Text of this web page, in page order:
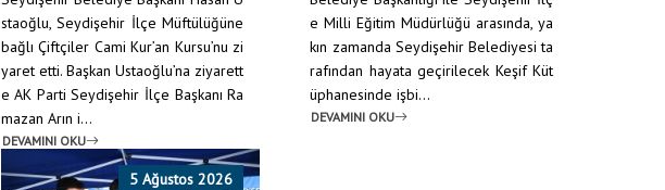
staoğlu, Seydişehir İlçe Müftülüğüne
bağlı Çiftçiler Cami Kur’an Kursu’nu zi
yaret etti. Başkan Ustaoğlu’na ziyarett
e AK Parti Seydişehir İlçe Başkanı Ra
mazan Arın i...
DEVAMINI OKU
e Milli Eğitim Müdürlüğü arasında, ya
kın zamanda Seydişehir Belediyesi ta
rafından hayata geçirilecek Keşif Küt
üphanesinde işbi...
DEVAMINI OKU
5 Ağustos 2026